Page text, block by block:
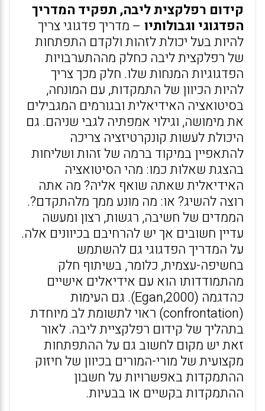
קידום רפלקצית ליבה, תפקיד המדריך
הפדגוגי וגבולותיו – מדריך פדגוגי צריך
להיות בעל יכולת לזהות ולקדם התפתחות
של רפלקצית ליבה כחלק מההתערבויות
הפדגוגיות המנחות שלו. חלק מכך צריך
להיות הכיוון של התמקדות, עם המונחה,
בסיטואציה האידיאלית ובגורמים המגבילים
את מימושה, וגילוי אמפתיה לגבי שניהם. גם
היכולת לעשות קונקרטיזציה צריכה
להתאפיין במיקוד ברמה של זהות ושליחות
בהצגת שאלות כמו: מהי הסיטואציה
האידיאלית שאתה שואף אליה? מה אתה
רוצה להשיג? או: מה מונע ממך מלהתקדם?.
הממדים של חשיבה, רגשות, רצון ומעשה
עדיין חשובים אך יש להרחיבם בכיוונים אלה.
על המדריך הפדגוגי גם להשתמש
בחשיפה-עצמית, כלומר, בשיתוף חלק
מהתמודדותו הוא עם אידיאלים אישיים
כהדגמה (Egan,2000). גם העימות
(confrontation) ראוי לתשומת לב מיוחדת
בתהליך של קידום רפלקציית ליבה. לאור
זאת יש מקום לחשוב גם על ההתפתחות
מקצועית של מורי-המורים בכיוון של חיזוק
ההתמקדות באפשרויות על חשבון
ההתמקדות בקשיים או בבעיות.